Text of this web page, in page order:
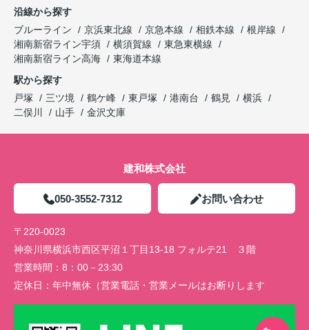
沿線から探す
ブルーライン
京浜東北線 京急本線 相鉄本線
根岸線
湘南新宿ライン宇須
横須賀線
東急東横線
湘南新宿ライン高海
東海道本線
駅から探す
戸塚
三ツ境 鶴ケ峰 東戸塚 港南台 鶴見
横浜
二俣川
山手 金沢文庫
建和株式会社
050-3552-7312 お問い合わせ
〒220-0023
神奈川県横浜市西区平沼１丁目13-18 フォルテ21 ３階
営業時間： 8：00－23:30
定休日： 年中無休（営業電話・営業メールはお断りします